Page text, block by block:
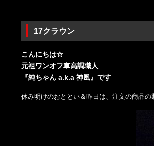
17クラウン
こんにちは☆
元祖ワンオフ車高調職人
『純ちゃん a.k.a 神風』です
休み明けのおととい＆昨日は、注文の商品の